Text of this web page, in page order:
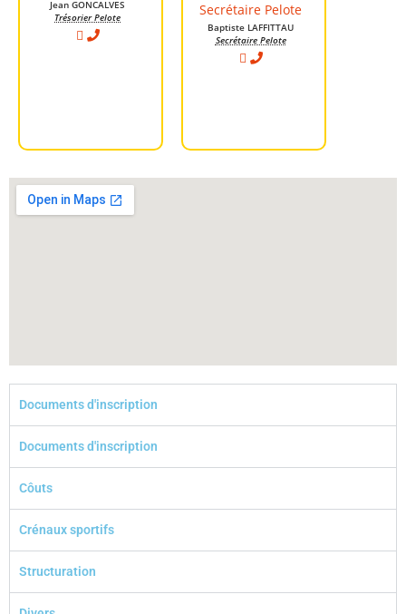
Jean GONCALVES
Trésorier Pelote
Baptiste LAFFITTAU
Secrétaire Pelote
Documents d'inscription
Documents d'inscription
Côuts
Crénaux sportifs
Structuration